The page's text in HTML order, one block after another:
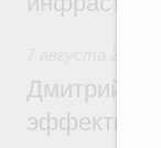
Дмитрий